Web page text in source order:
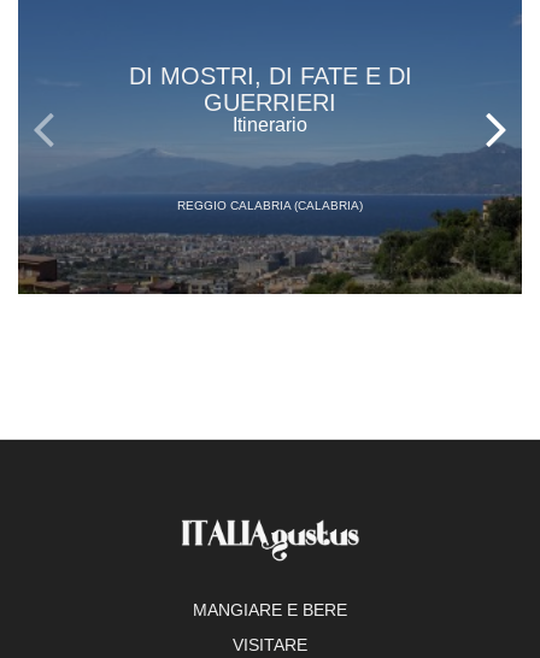
DI MOSTRI, DI FATE E DI
GUERRIERI
Itinerario
REGGIO CALABRIA (CALABRIA)
MANGIARE E BERE
VISITARE